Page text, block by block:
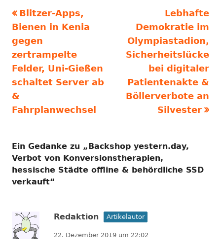
Beitragsnavigation
Vorheriger
Beitrag:
Blitzer-Apps,
Bienen in Kenia
gegen
zertrampelte
Felder, Uni-Gießen
schaltet Server ab
&
Fahrplanwechsel
Nächster
Beitrag
Lebhafte
Demokratie im
Olympiastadion,
Sicherheitslücke
bei digitaler
Patientenakte &
Böllerverbote an
Silvester
Ein Gedanke zu „Backshop yestern.day,
Verbot von Konversionstherapien,
hessische Städte offline & behördliche SSD
verkauft“
Redaktion Artikelautor
22. Dezember 2019 um 22:02